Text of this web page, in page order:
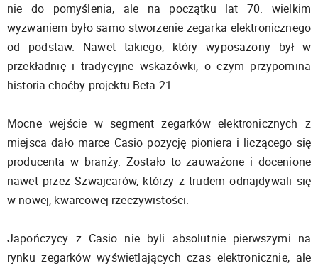
nie do pomyślenia, ale na początku lat 70. wielkim
wyzwaniem było samo stworzenie zegarka elektronicznego
od podstaw. Nawet takiego, który wyposażony był w
przekładnię i tradycyjne wskazówki, o czym przypomina
historia choćby projektu Beta 21.
Mocne wejście w segment zegarków elektronicznych z
miejsca dało marce Casio pozycję pioniera i liczącego się
producenta w branży. Zostało to zauważone i docenione
nawet przez Szwajcarów, którzy z trudem odnajdywali się
w nowej, kwarcowej rzeczywistości.
Japończycy z Casio nie byli absolutnie pierwszymi na
rynku zegarków wyświetlających czas elektronicznie, ale